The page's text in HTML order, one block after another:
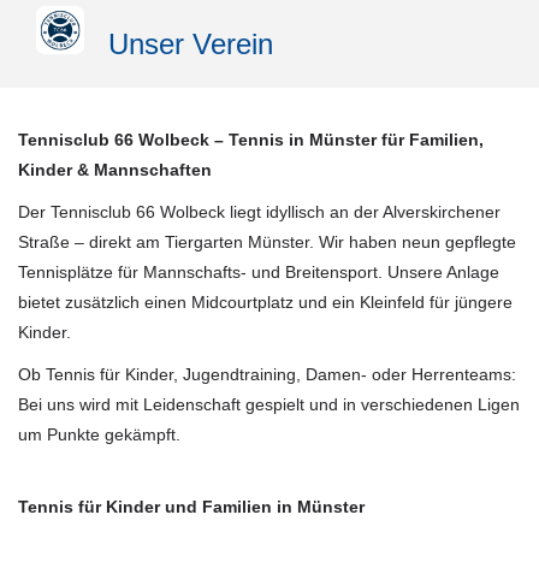
"Jetzt Mitglied werden"
Unser Verein
Tennisclub 66 Wolbeck – Tennis in Münster für Familien,
Kinder & Mannschaften
Der Tennisclub 66 Wolbeck liegt idyllisch an der Alverskirchener
Straße – direkt am Tiergarten Münster. Wir haben neun gepflegte
Tennisplätze für Mannschafts- und Breitensport. Unsere Anlage
bietet zusätzlich einen Midcourtplatz und ein Kleinfeld für jüngere
Kinder.
Ob Tennis für Kinder, Jugendtraining, Damen- oder Herrenteams:
Bei uns wird mit Leidenschaft gespielt und in verschiedenen Ligen
um Punkte gekämpft.
Tennis für Kinder und Familien in Münster